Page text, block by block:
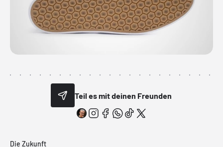
Teil es mit deinen Freunden
Die Zukunft